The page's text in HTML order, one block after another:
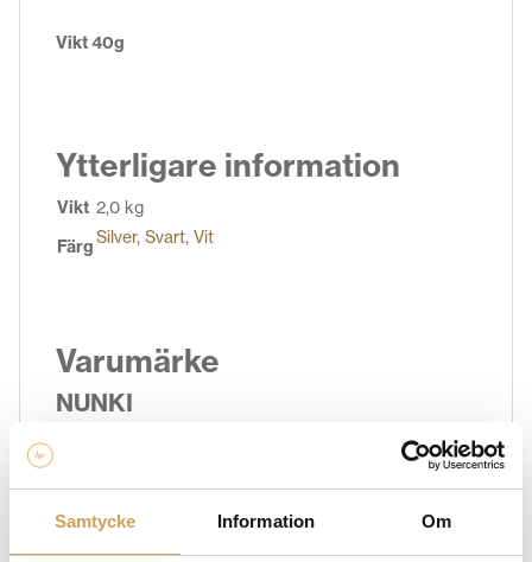
Samtycke Information Om
Vikt 40g
Ytterligare information
Vikt 2,0 kg
FärgSilver, Svart, Vit
Varumärke
NUNKI
Få enastående ljudkvalitet och design med Nunki-
produkter. Utforska vårt sortiment av Nunki-högtalare
och ljudsystem som kombinerar högpresterande ljud
med stilren estetik. Oavsett om du vill ha trådlösa
högtalare för ditt vardagsrum eller bärbara högtalare